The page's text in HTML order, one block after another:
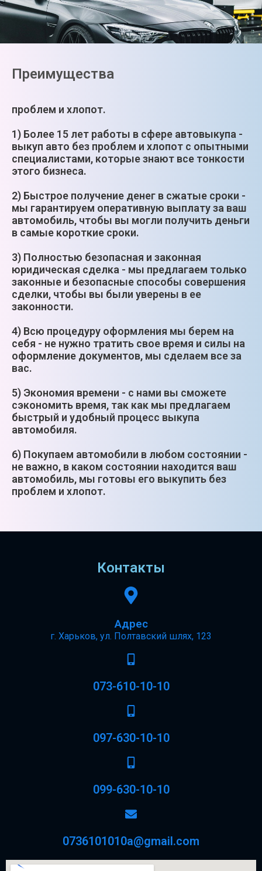
Преимущества
проблем и хлопот.
1) Более 15 лет работы в сфере автовыкупа -
выкуп авто без проблем и хлопот с опытными
специалистами, которые знают все тонкости
этого бизнеса.
2) Быстрое получение денег в сжатые сроки -
мы гарантируем оперативную выплату за ваш
автомобиль, чтобы вы могли получить деньги
в самые короткие сроки.
3) Полностью безопасная и законная
юридическая сделка - мы предлагаем только
законные и безопасные способы совершения
сделки, чтобы вы были уверены в ее
законности.
4) Всю процедуру оформления мы берем на
себя - не нужно тратить свое время и силы на
оформление документов, мы сделаем все за
вас.
5) Экономия времени - с нами вы сможете
сэкономить время, так как мы предлагаем
быстрый и удобный процесс выкупа
автомобиля.
6) Покупаем автомобили в любом состоянии -
не важно, в каком состоянии находится ваш
автомобиль, мы готовы его выкупить без
проблем и хлопот.
Контакты
Адрес
г. Харьков, ул. Полтавский шлях, 123
073-610-10-10
097-630-10-10
099-630-10-10
0736101010a@gmail.com